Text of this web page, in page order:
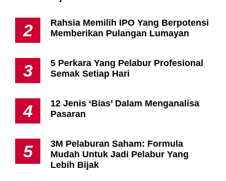
2
Rahsia Memilih IPO Yang Berpotensi
Memberikan Pulangan Lumayan
3
5 Perkara Yang Pelabur Profesional
Semak Setiap Hari
4
12 Jenis ‘Bias’ Dalam Menganalisa
Pasaran
5
3M Pelaburan Saham: Formula
Mudah Untuk Jadi Pelabur Yang
Lebih Bijak